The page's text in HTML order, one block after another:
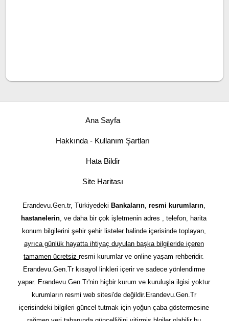
Ana Sayfa
Hakkında - Kullanım Şartları
Hata Bildir
Site Haritası
Erandevu.Gen.tr, Türkiyedeki Bankaların, resmi kurumların,
hastanelerin, ve daha bir çok işletmenin adres , telefon, harita
konum bilgilerini şehir şehir listeler halinde içerisinde toplayan,
ayrıca günlük hayatta ihtiyaç duyulan başka bilgileride içeren
tamamen ücretsizresmi kurumlar ve online yaşam rehberidir.
Erandevu.Gen.Tr kısayol linkleri içerir ve sadece yönlendirme
yapar. Erandevu.Gen.Tr'nin hiçbir kurum ve kuruluşla ilgisi yoktur
kurumların resmi web sitesi'de değildir.Erandevu.Gen.Tr
içerisindeki bilgileri güncel tutmak için yoğun çaba göstermesine